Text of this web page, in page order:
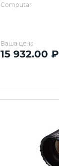
Computar
Ваша цена
15 932.00 ₽